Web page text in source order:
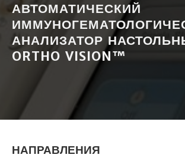
АВТОМАТИЧЕСКИЙ
АНАЛИЗАТОР
ORTHO VISION™
НАПРАВЛЕНИЯ